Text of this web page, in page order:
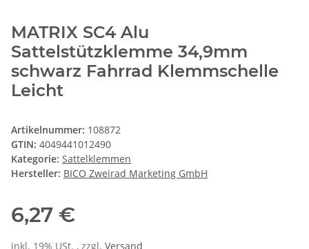
MATRIX SC4 Alu
Sattelstützklemme 34,9mm
schwarz Fahrrad Klemmschelle
Leicht
Artikelnummer: 108872
GTIN: 4049441012490
Kategorie: Sattelklemmen
Hersteller: BICO Zweirad Marketing GmbH
6,27 €
inkl. 19% USt. , zzgl. Versand